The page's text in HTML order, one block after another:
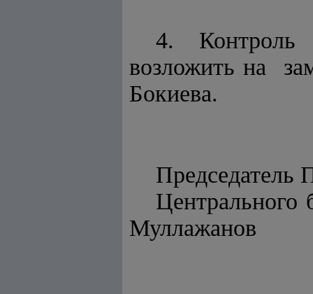
4. Контроль
возложить на
Бокиева.
Председатель
Муллажанов